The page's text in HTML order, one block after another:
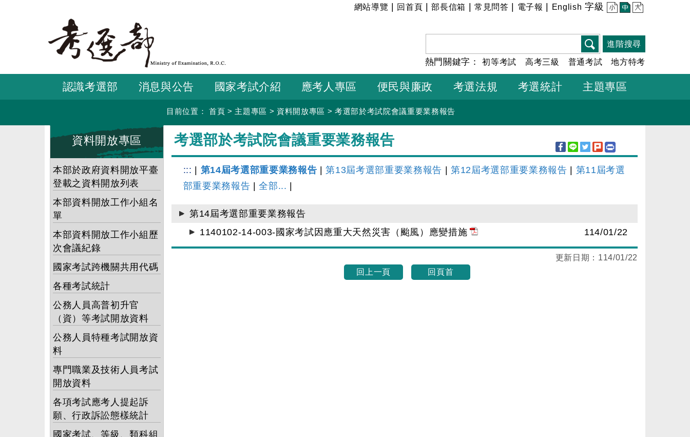
要
容
:::
網站導覽 回首頁 |部長信箱 常見問答 電子報 English 字級 小 中 大
進階搜尋
熱門關鍵字：初等考試 高考三級 普通考試 地方特考
認識考選部 消息與公告 國家考試介紹 應考人專區 便民與廉政 考選法規 考選統計 主題專區
目前位置： 首頁 > 主題專區 > 資料開放專區 >考選部於考試院會議重要業務報告
資料開放專區
本部於政府資料開放平臺
登載之資料開放列表
本部資料開放工作小組名
單
本部資料開放工作小組歷
次會議紀錄
國家考試跨機關共用代碼
各種考試統計
公務人員高普初升官
（資）等考試開放資料
公務人員特種考試開放資
料
專門職業及技術人員考試
開放資料
各項考試應考人提起訴
願、行政訴訟態樣統計
國家考試、等級、類科組
考選部於考試院會議重要業務報告
::: 第14屆考選部重要業務報告 |第13屆考選部重要業務報告 |第12屆考選部重要業務報告
第11屆考選
部重要業務報告 |全部...
第14屆考選部重要業務報告
1140102-14-003-國家考試因應重大天然災害（颱風）應變措施
114/01/22
更新日期： 114/01/22
回上一頁
回頁首